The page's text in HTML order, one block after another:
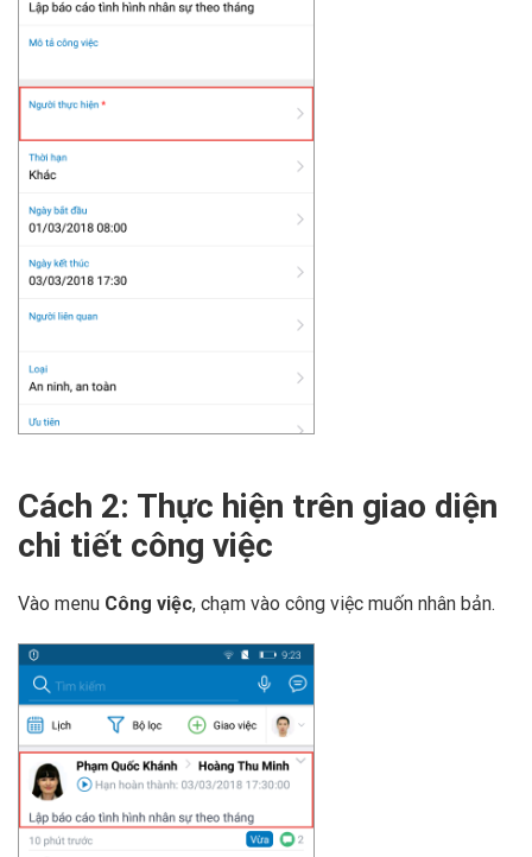
Cách 2: Thực hiện trên giao diện
chi tiết công việc
Vào menu Công việc, chạm vào công việc muốn nhân bản.